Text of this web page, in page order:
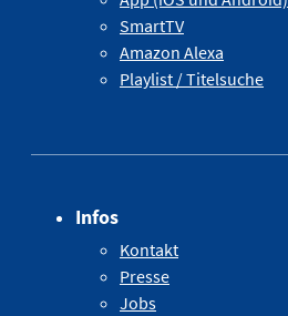
SmartTV
Amazon Alexa
Playlist / Titelsuche
Infos
Kontakt
Presse
Jobs